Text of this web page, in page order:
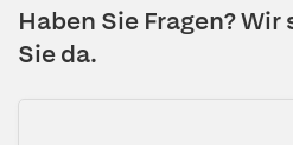
Haben Sie Fragen?
Sie da.